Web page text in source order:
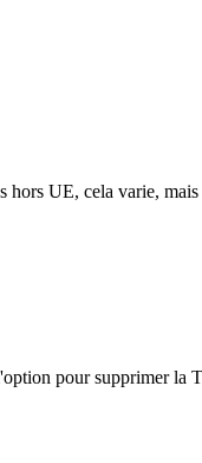
UE, cela varie, mais
pour supprimer la